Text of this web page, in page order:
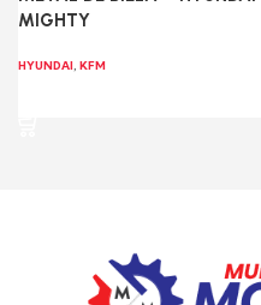
MIGHTY
HYUNDAI, KFM